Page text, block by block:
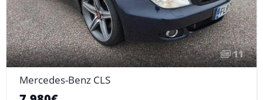
11
Mercedes-Benz CLS